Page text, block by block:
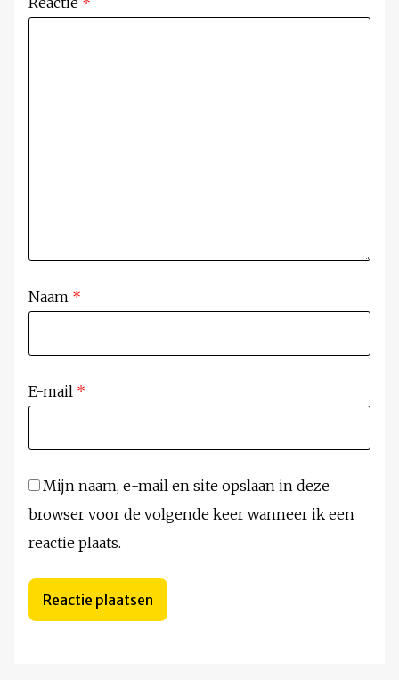
Naam *
E-mail *
Mijn naam, e-mail en site opslaan in deze
browser voor de volgende keer wanneer ik een
reactie plaats.